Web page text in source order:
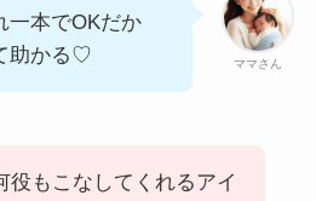
ママさん
一本でOKだか
助かる♡
役もこなしてくれるアイ